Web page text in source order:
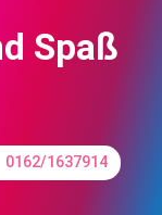
Spaß
0162/1637914